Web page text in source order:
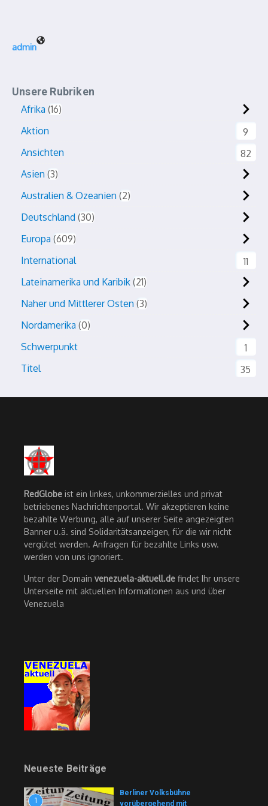
admin
Unsere Rubriken
Afrika 16
Aktion
9
Ansichten
82
Asien 3
Australien & Ozeanien 2
Deutschland 30
Europa 609
International
11
Lateinamerika und Karibik 21
Naher und Mittlerer Osten 3
Nordamerika 0
Schwerpunkt
1
Titel
35
RedGlobe ist ein linkes, unkommerzielles und privat
betriebenes Nachrichtenportal. Wir akzeptieren keine
bezahlte Werbung, alle auf unserer Seite angezeigten
Banner u.ä. sind Solidaritätsanzeigen, für die wir nicht
vergütet werden. Anfragen für bezahlte Links usw.
werden von uns ignoriert.
Unter der Domain venezuela-aktuell.de findet Ihr unsere
Unterseite mit aktuellen Informationen aus und über
Venezuela
Neueste Beiträge
1
Berliner Volksbühne
vorübergehend mit